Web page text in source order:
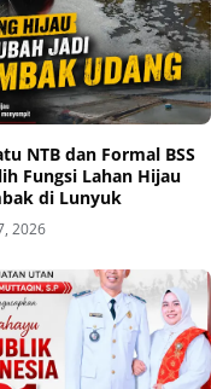
NTB dan Formal BSS
Fungsi Lahan Hijau
di Lunyuk
2026